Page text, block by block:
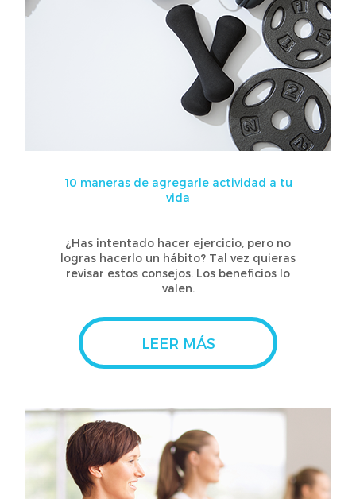
10 maneras de agregarle actividad a tu
vida
¿Has intentado hacer ejercicio, pero no
logras hacerlo un hábito? Tal vez quieras
revisar estos consejos. Los beneficios lo
valen.
LEER MÁS